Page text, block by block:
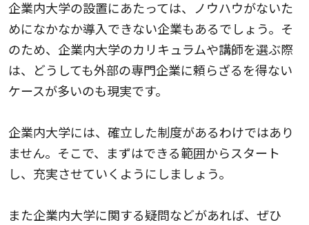
企業内大学の設置にあたっては、ノウハウがないた
めになかなか導入できない企業もあるでしょう。そ
のため、企業内大学のカリキュラムや講師を選ぶ際
は、どうしても外部の専門企業に頼らざるを得ない
ケースが多いのも現実です。
企業内大学には、確立した制度があるわけではあり
ません。そこで、まずはできる範囲からスタート
し、充実させていくようにしましょう。
また企業内大学に関する疑問などがあれば、ぜひ